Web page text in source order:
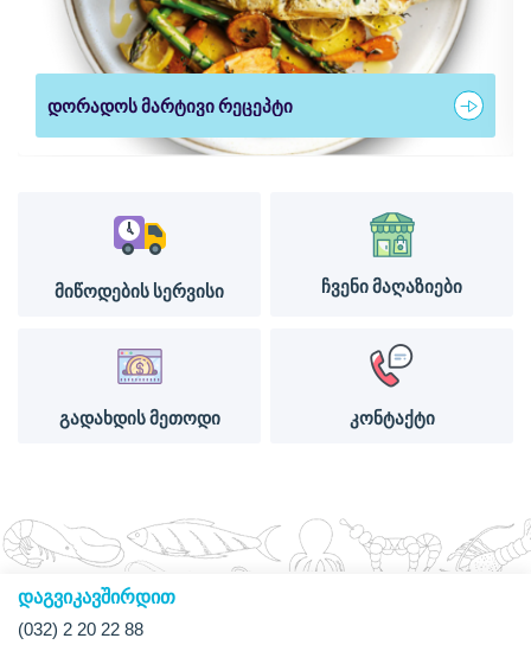
დორადოს მარტივი რეცეპტი
მიწოდების სერვისი ჩვენი მაღაზიები
გადახდის მეთოდი კონტაქტი
დაგვიკავშირდით
(032) 2 20 22 88